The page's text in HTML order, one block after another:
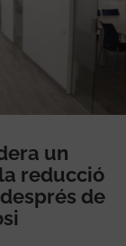
un
reducció
de